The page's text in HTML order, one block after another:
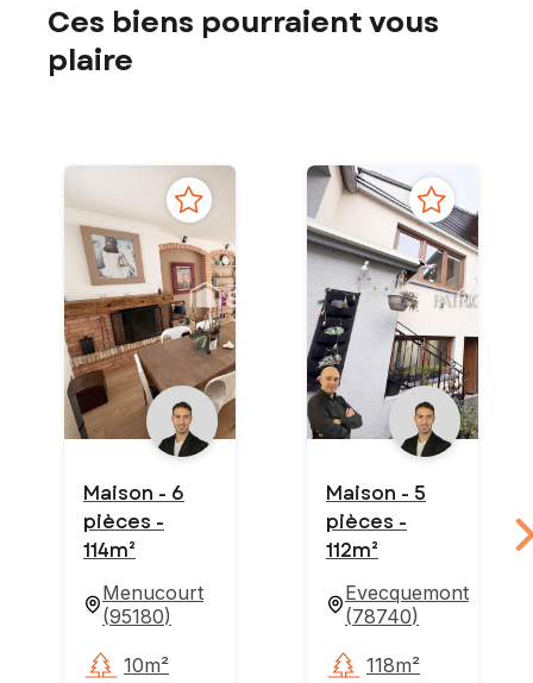
Ces biens pourraient vous
plaire
Maison - 6
pièces -
114m²
Menucourt
(95180)
10m²
Maison - 5
pièces -
112m²
Evecquemont
(78740)
118m²